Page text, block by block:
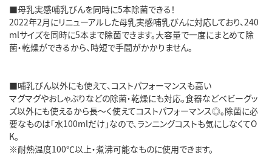
■母乳実感哺乳びんを同時に5本除菌できる！
2022年2月にリニューアルした母乳実感哺乳びんに対応しており、240
mlサイズを同時に5本まで除菌できます。大容量で一度にまとめて除
菌・乾燥ができるから、時短で手間がかかりません。
■哺乳びん以外にも使えて、コストパフォーマンスも高い
マグマグやおしゃぶりなどの除菌・乾燥にも対応。食器などベビーグッ
ズ以外にも使えるから長～く使えてコストパフォーマンス◎。除菌に必
要なものは「水100mlだけ」なので、ランニングコストも気にしなくてO
K。
※耐熱温度100℃以上・煮沸可能なものに使用できます。